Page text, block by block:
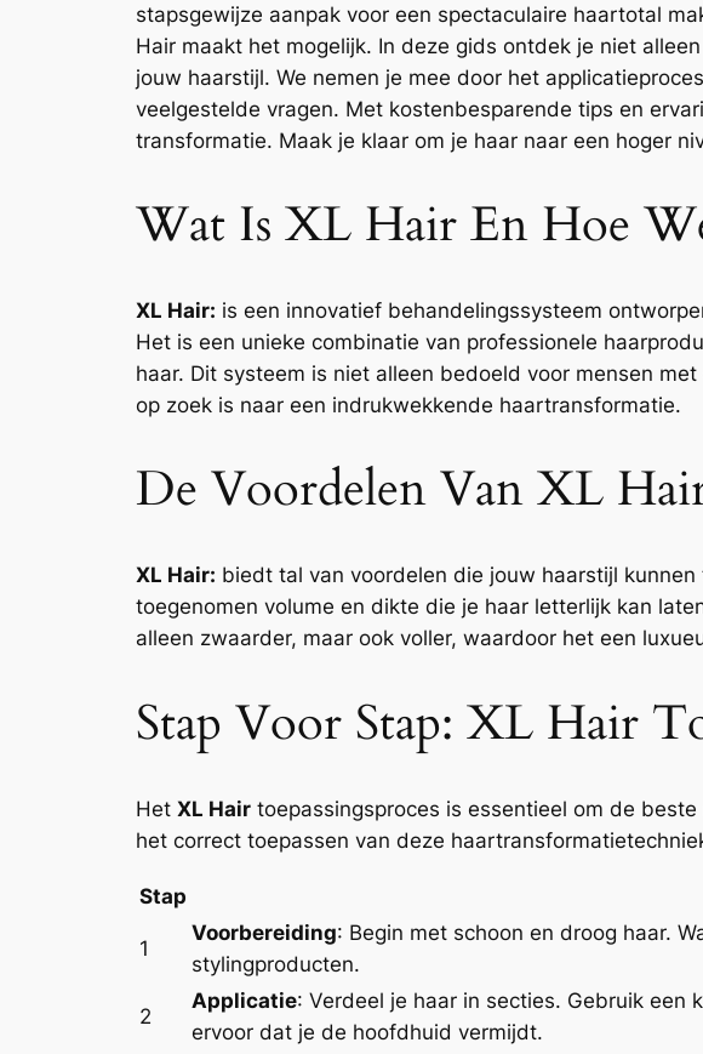
stapsgewijze aanpak voor een spectaculaire haartotal
Hair maakt het mogelijk. In deze gids ontdek je niet
jouw haarstijl. We nemen je mee door het
veelgestelde vragen. Met kostenbesparende tips en
transformatie. Maak je klaar om je haar naar een hoger
Wat Is XL Hair En Hoe
XL Hair: is een innovatief behandelingssysteem
Het is een unieke combinatie van professionele
haar. Dit systeem is niet alleen bedoeld voor mensen
op zoek is naar een indrukwekkende haartransformatie.
De Voordelen Van XL
XL Hair: biedt tal van voordelen die jouw haarstijl
toegenomen volume en dikte die je haar letterlijk kan
alleen zwaarder, maar ook voller, waardoor het een
Stap Voor Stap: XL Hair
Het XL Hair toepassingsproces is essentieel om de
het correct toepassen van deze
Stap
1
Voorbereiding: Begin met schoon en droog haar.
stylingproducten.
2
Applicatie: Verdeel je haar in secties. Gebruik een
ervoor dat je de hoofdhuid vermijdt.